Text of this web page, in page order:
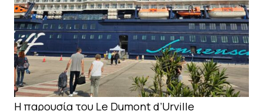
Η παρουσία του Le Dumont d’Urville